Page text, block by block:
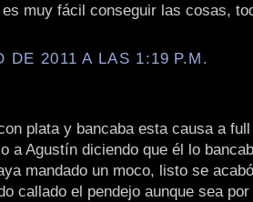
muy fácil conseguir las cosas,
DE 2011 A LAS 1:19 P.M.
plata y bancaba esta causa a
a Agustín diciendo que él lo
mandado un moco, listo se
callado el pendejo aunque sea